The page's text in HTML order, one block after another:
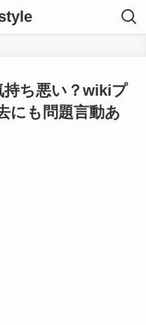
持ち悪い？wikiプ
にも問題言動あ